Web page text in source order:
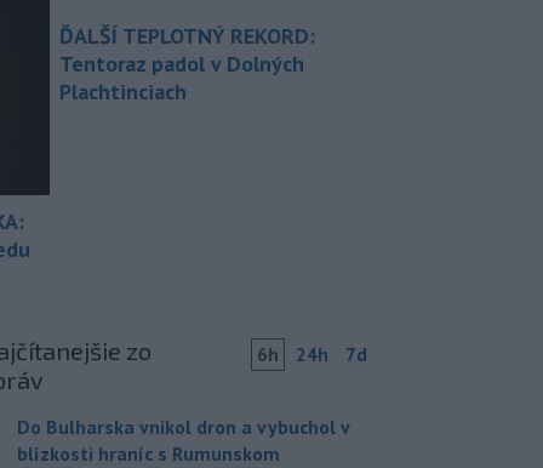
ĎALŠÍ TEPLOTNÝ REKORD:
Tentoraz padol v Dolných
Plachtinciach
zo
6h 24h 7d
Do Bulharska vnikol dron a vybuchol v
blízkosti hraníc s Rumunskom